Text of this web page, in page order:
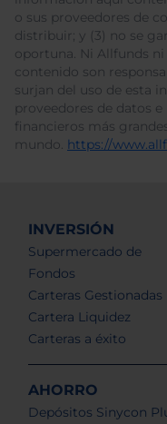
o sus proveedores de
distribuir; y (3) no se
oportuna. Ni Allfunds
contenido son
surjan del uso de esta
proveedores de datos
financieros más
mundo. https://
INVERSIÓN
Supermercado de
Fondos
Carteras Gestionadas
Cartera Liquidez
Carteras a éxito
AHORRO
Depósitos Sinycon